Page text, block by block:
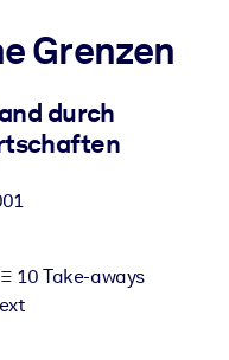
Belegschaft auf.
Wissen in Ihr LMS/LXP für
mit
Grenzen
durch
10 Take-aways